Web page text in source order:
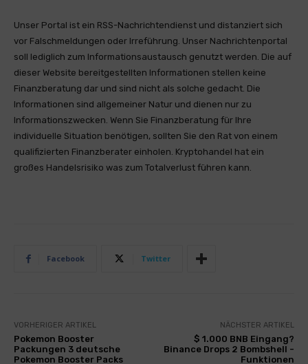
Unser Portal ist ein RSS-Nachrichtendienst und distanziert sich
vor Falschmeldungen oder Irreführung. Unser Nachrichtenportal
soll lediglich zum Informationsaustausch genutzt werden. Die auf
dieser Website bereitgestellten Informationen stellen keine
Finanzberatung dar und sind nicht als solche gedacht. Die
Informationen sind allgemeiner Natur und dienen nur zu
Informationszwecken. Wenn Sie Finanzberatung für Ihre
individuelle Situation benötigen, sollten Sie den Rat von einem
qualifizierten Finanzberater einholen. Kryptohandel hat ein
großes Handelsrisiko was zum Totalverlust führen kann.
Facebook Twitter
VORHERIGER ARTIKEL
Pokemon Booster
Packungen 3 deutsche
Pokemon Booster Packs
NÄCHSTER ARTIKEL
$ 1.000 BNB Eingang?
Binance Drops 2 Bombshell -
Funktionen